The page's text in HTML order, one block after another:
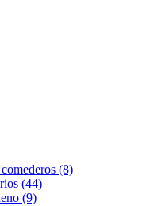
(8)
(44)
(9)